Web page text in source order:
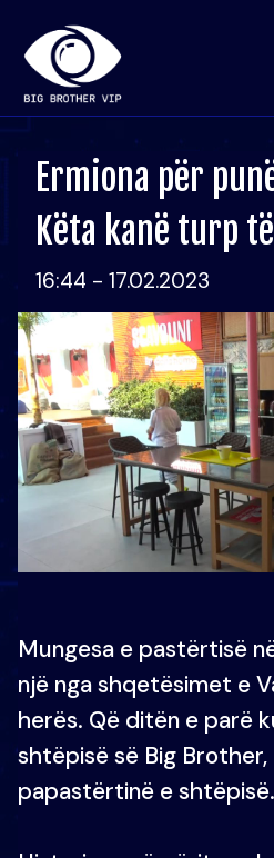
Ermiona për
Këta kanë turp
16:44 - 17.02.2023
Mungesa e pastërtisë
një nga shqetësimet e
herës. Që ditën e parë
shtëpisë së Big Brother,
papastërtinë e shtëpisë.